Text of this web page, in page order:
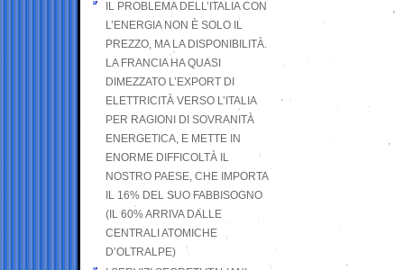
IL PROBLEMA DELL’ITALIA CON
L’ENERGIA NON È SOLO IL
PREZZO, MA LA DISPONIBILITÀ.
LA FRANCIA HA QUASI
DIMEZZATO L’EXPORT DI
ELETTRICITÀ VERSO L’ITALIA
PER RAGIONI DI SOVRANITÀ
ENERGETICA, E METTE IN
ENORME DIFFICOLTÀ IL
NOSTRO PAESE, CHE IMPORTA
IL 16% DEL SUO FABBISOGNO
(IL 60% ARRIVA DALLE
CENTRALI ATOMICHE
D’OLTRALPE)